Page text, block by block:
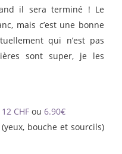
il sera terminé ! Le
mais c’est une bonne
qui n’est pas
sont super, je les
12 CHF ou 6.90€
bouche et sourcils)